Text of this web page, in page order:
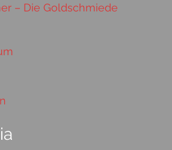
– Die Goldschmiede